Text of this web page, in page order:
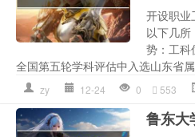
开设职业
以下几
势：工科
全国第五轮学科评估中入选山东省
zy 12-24 0 553
鲁东大